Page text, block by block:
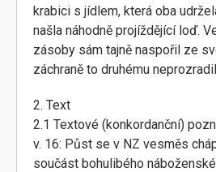
krabici s jídlem, která oba
našla náhodně projíždějící loď.
zásoby sám tajně naspořil ze
záchraně to druhému
2. Text
2.1 Textové (konkordanční)
v. 16: Půst se v NZ vesměs
součást bohulibého